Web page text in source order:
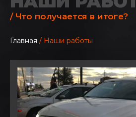
/ Что получается в итоге?
Главная / Наши работы